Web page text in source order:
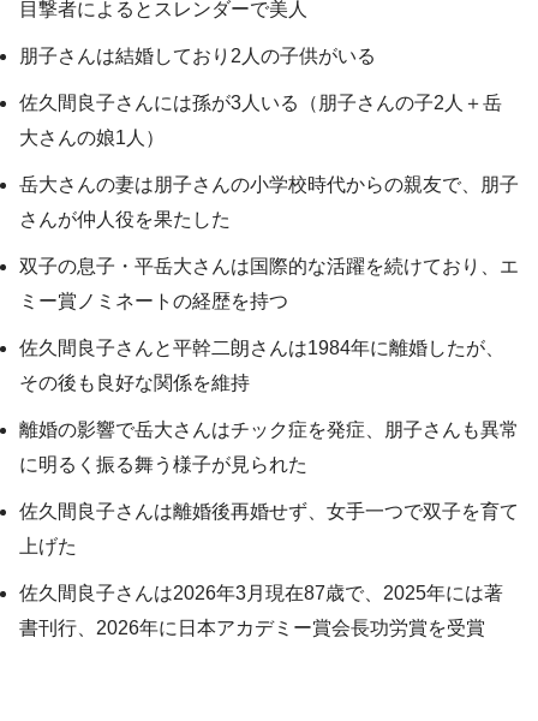
目撃者によるとスレンダーで美人
朋子さんは結婚しており2人の子供がいる
佐久間良子さんには孫が3人いる（朋子さんの子2人＋岳
大さんの娘1人）
岳大さんの妻は朋子さんの小学校時代からの親友で、朋子
さんが仲人役を果たした
双子の息子・平岳大さんは国際的な活躍を続けており、エ
ミー賞ノミネートの経歴を持つ
佐久間良子さんと平幹二朗さんは1984年に離婚したが、
その後も良好な関係を維持
離婚の影響で岳大さんはチック症を発症、朋子さんも異常
に明るく振る舞う様子が見られた
佐久間良子さんは離婚後再婚せず、女手一つで双子を育て
上げた
佐久間良子さんは2026年3月現在87歳で、2025年には著
書刊行、2026年に日本アカデミー賞会長功労賞を受賞